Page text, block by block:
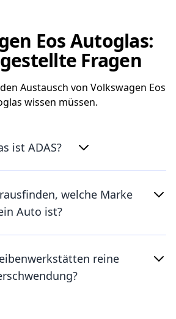
Eos Autoglas:
Fragen
Austausch von Volkswagen Eos
wissen müssen.
ist ADAS?
welche Marke
Auto ist?
reine